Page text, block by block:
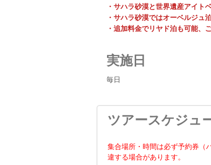
・サハラ砂漠と世界遺産アイト
・サハラ砂漠ではオーベルジュ
・追加料金でリヤド泊も可能、
実施日
毎日
ツアースケジュ
集合場所・時間は必ず予約券（
違する場合があります。